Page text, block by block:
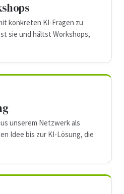
konkreten KI-Fragen zu
sie und hältst Workshops,
unserem Netzwerk als
Idee bis zur KI-Lösung, die